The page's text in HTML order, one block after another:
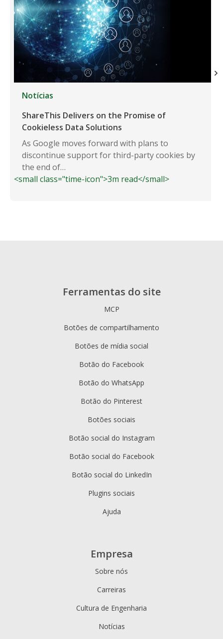
Notícias
ShareThis Delivers on the Promise of
Cookieless Data Solutions
As Google moves forward with plans to
discontinue support for third-party cookies by
the end of…
<small class="time-icon">3m read</small>
Ferramentas do site
MCP
Botões de compartilhamento
Botões de mídia social
Botão do Facebook
Botão do WhatsApp
Botão do Pinterest
Botões sociais
Botão social do Instagram
Botão social do Facebook
Botão social do LinkedIn
Plugins sociais
Ajuda
Empresa
Sobre nós
Carreiras
Cultura de Engenharia
Notícias